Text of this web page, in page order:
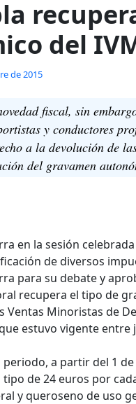
del
de 2015
fiscal, sin
y conductores
a la devolución de
del gravamen
en la sesión
de diversos
para su debate y
recupera el tipo de
Ventas Minoristas de
estuvo vigente entre
periodo, a partir del 1
tipo de 24 euros por
y queroseno de uso